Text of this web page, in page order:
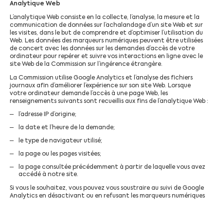
Analytique Web
L’analytique Web consiste en la collecte, l’analyse, la mesure et la
communication de données sur l’achalandage d’un site Web et sur
les visites, dans le but de comprendre et d’optimiser l’utilisation du
Web. Les données des marqueurs numériques peuvent être utilisées
de concert avec les données sur les demandes d’accès de votre
ordinateur pour repérer et suivre vos interactions en ligne avec le
site Web de la Commission sur l’ingérence étrangère.
La Commission utilise Google Analytics et l’analyse des fichiers
journaux afin d’améliorer l’expérience sur son site Web. Lorsque
votre ordinateur demande l’accès à une page Web, les
renseignements suivants sont recueillis aux fins de l’analytique Web :
l’adresse IP d’origine;
la date et l’heure de la demande;
le type de navigateur utilisé;
la page ou les pages visitées;
la page consultée précédemment à partir de laquelle vous avez
accédé à notre site.
Si vous le souhaitez, vous pouvez vous soustraire au suivi de Google
Analytics en désactivant ou en refusant les marqueurs numériques